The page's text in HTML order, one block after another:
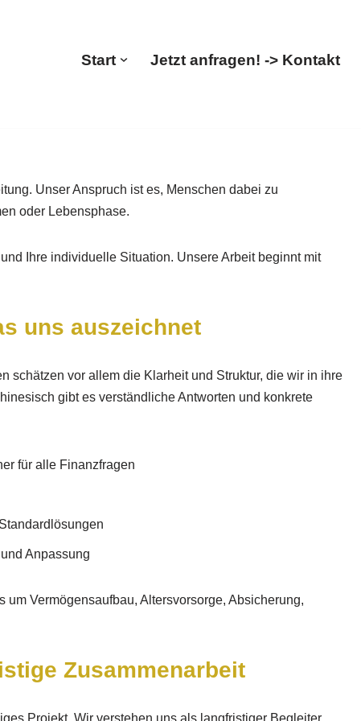
Start Jetzt anfragen! -> Kontakt
Unser Anspruch ist es, Menschen dabei zu
oder Lebensphase.
Ihre individuelle Situation. Unsere Arbeit beginnt mit
uns auszeichnet
schätzen vor allem die Klarheit und Struktur, die wir in ihre
gibt es verständliche Antworten und konkrete
für alle Finanzfragen
Anpassung
Vermögensaufbau, Altersvorsorge, Absicherung,
Zusammenarbeit
Projekt. Wir verstehen uns als langfristiger Begleiter,